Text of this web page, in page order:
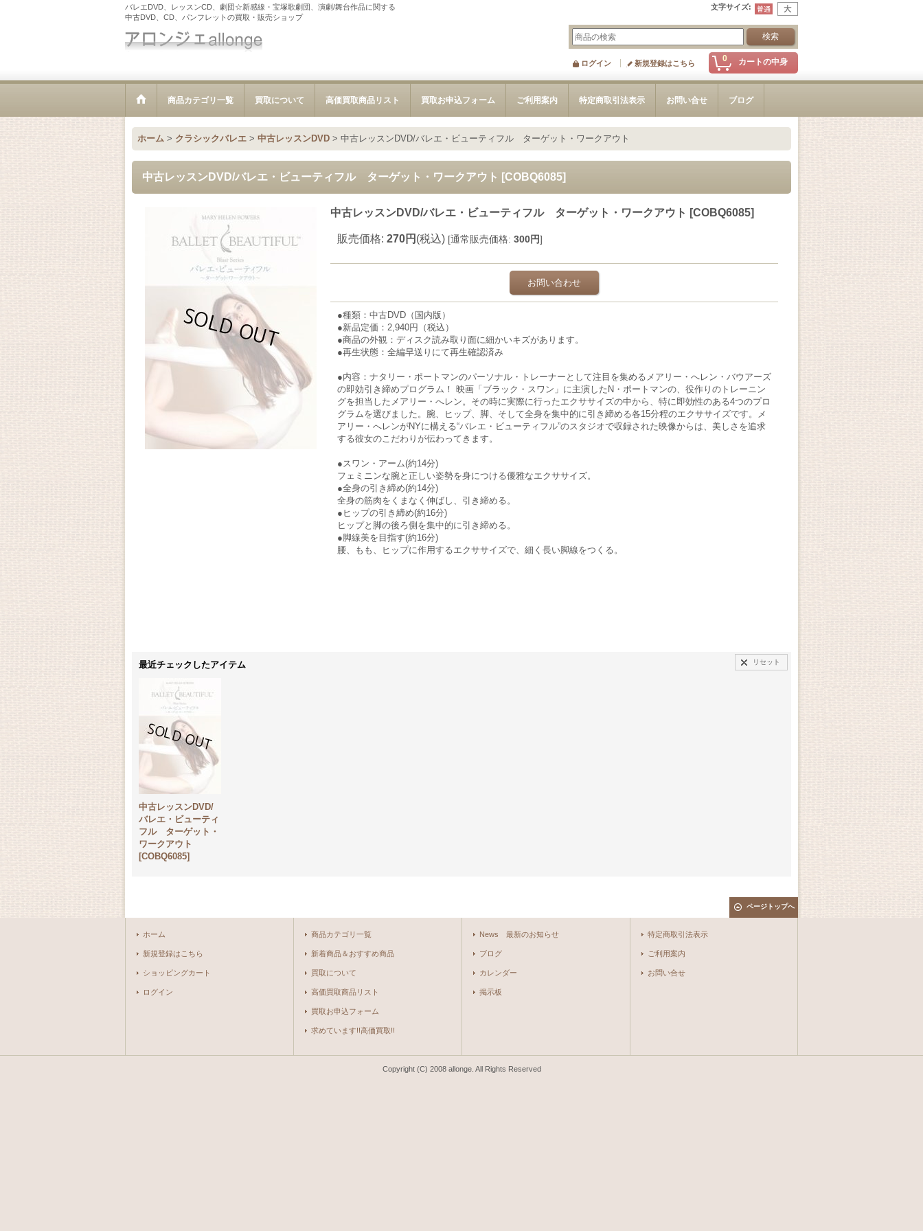
バレエDVD、レッスンCD、劇団☆新感線・宝塚歌劇団、演劇/舞台作品に関する
中古DVD、CD、パンフレットの買取・販売ショップ
文字サイズ:
0 カートの中身
ログイン 新規登録はこちら
商品カテゴリ一覧 買取について 高価買取商品リスト 買取お申込フォーム ご利用案内 特定商取引法表示 お問い合せ ブログ
ホーム > クラシックバレエ > 中古レッスンDVD > 中古レッスンDVD/バレエ・ビューティフル ターゲット・ワークアウト
中古レッスンDVD/バレエ・ビューティフル ターゲット・ワークアウト [COBQ6085]
中古レッスンDVD/バレエ・ビューティフル ターゲット・ワークアウト [COBQ6085]
販売価格: 270円 (税込) [通常販売価格: 300円]
お問い合わせ
●種類：中古DVD（国内版）
●新品定価：2,940円（税込）
●商品の外観：ディスク読み取り面に細かいキズがあります。
●再生状態：全編早送りにて再生確認済み
●内容：ナタリー・ポートマンのパーソナル・トレーナーとして注目を集めるメアリー・へレン・バウアーズ
の即効引き締めプログラム！ 映画「ブラック・スワン」に主演したN・ポートマンの、役作りのトレーニン
グを担当したメアリー・へレン。その時に実際に行ったエクササイズの中から、特に即効性のある4つのプロ
グラムを選びました。腕、ヒップ、脚、そして全身を集中的に引き締める各15分程のエクササイズです。メ
アリー・へレンがNYに構える“バレエ・ビューティフル”のスタジオで収録された映像からは、美しさを追求
する彼女のこだわりが伝わってきます。
●スワン・アーム(約14分)
フェミニンな腕と正しい姿勢を身につける優雅なエクササイズ。
●全身の引き締め(約14分)
全身の筋肉をくまなく伸ばし、引き締める。
●ヒップの引き締め(約16分)
ヒップと脚の後ろ側を集中的に引き締める。
●脚線美を目指す(約16分)
腰、もも、ヒップに作用するエクササイズで、細く長い脚線をつくる。
最近チェックしたアイテム リセット
中古レッスンDVD/
バレエ・ビューティ
フル ターゲット・
ワークアウト
[COBQ6085]
ページトップへ
ホーム
新規登録はこちら
ショッピングカート
ログイン
商品カテゴリ一覧
新着商品＆おすすめ商品
買取について
高価買取商品リスト
買取お申込フォーム
求めています!!高価買取!!
News 最新のお知らせ
ブログ
カレンダー
掲示板
特定商取引法表示
ご利用案内
お問い合せ
Copyright (C) 2008 allonge. All Rights Reserved